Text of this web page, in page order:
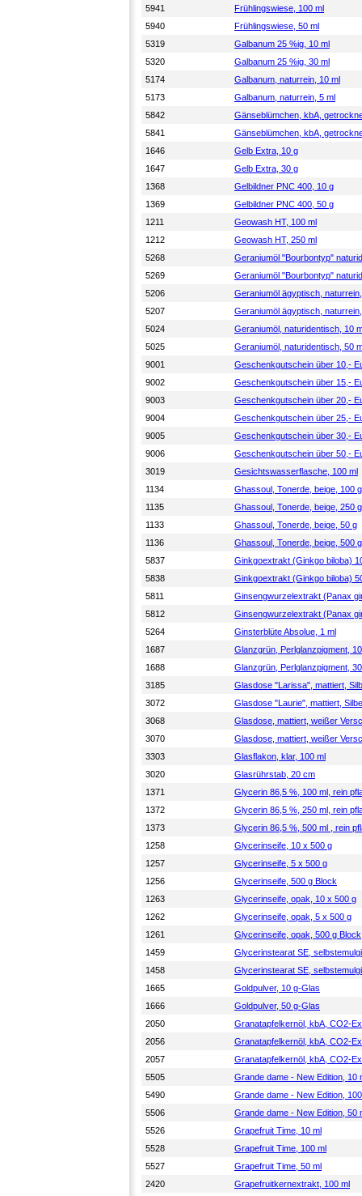
5941
Frühlingswiese, 100 ml
5940
Frühlingswiese, 50 ml
5319
Galbanum 25 %ig, 10 ml
5320
Galbanum 25 %ig, 30 ml
5174
Galbanum, naturrein, 10 ml
5173
Galbanum, naturrein, 5 ml
5842
Gänseblümchen, kbA,
5841
Gänseblümchen, kbA,
1646
Gelb Extra, 10 g
1647
Gelb Extra, 30 g
1368
Gelbildner PNC 400, 10 g
1369
Gelbildner PNC 400, 50 g
1211
Geowash HT, 100 ml
1212
Geowash HT, 250 ml
5268
Geraniumöl "Bourbontyp"
5269
Geraniumöl "Bourbontyp"
5206
Geraniumöl ägyptisch,
5207
Geraniumöl ägyptisch,
5024
Geraniumöl, naturidentisch, 10
5025
Geraniumöl, naturidentisch, 50
9001
Geschenkgutschein über 10,-
9002
Geschenkgutschein über 15,-
9003
Geschenkgutschein über 20,-
9004
Geschenkgutschein über 25,-
9005
Geschenkgutschein über 30,-
9006
Geschenkgutschein über 50,-
3019
Gesichtswasserflasche, 100 ml
1134
Ghassoul, Tonerde, beige, 100 g
1135
Ghassoul, Tonerde, beige, 250 g
1133
Ghassoul, Tonerde, beige, 50 g
1136
Ghassoul, Tonerde, beige, 500 g
5837
Ginkgoextrakt (Ginkgo biloba)
5838
Ginkgoextrakt (Ginkgo biloba)
5811
Ginsengwurzelextrakt (Panax
5812
Ginsengwurzelextrakt (Panax
5264
Ginsterblüte Absolue, 1 ml
1687
Glanzgrün, Perlglanzpigment,
1688
Glanzgrün, Perlglanzpigment,
3185
Glasdose "Larissa", mattiert,
3072
Glasdose "Laurie", mattiert,
3068
Glasdose, mattiert, weißer
3070
Glasdose, mattiert, weißer
3303
Glasflakon, klar, 100 ml
3020
Glasrührstab, 20 cm
1371
Glycerin 86,5 %, 100 ml, rein
1372
Glycerin 86,5 %, 250 ml, rein
1373
Glycerin 86,5 %, 500 ml , rein
1258
Glycerinseife, 10 x 500 g
1257
Glycerinseife, 5 x 500 g
1256
Glycerinseife, 500 g Block
1263
Glycerinseife, opak, 10 x 500 g
1262
Glycerinseife, opak, 5 x 500 g
1261
Glycerinseife, opak, 500 g Block
1459
Glycerinstearat SE,
1458
Glycerinstearat SE,
1665
Goldpulver, 10 g-Glas
1666
Goldpulver, 50 g-Glas
2050
Granatapfelkernöl, kbA, CO2-
2056
Granatapfelkernöl, kbA, CO2-
2057
Granatapfelkernöl, kbA, CO2-
5505
Grande dame - New Edition, 10
5490
Grande dame - New Edition,
5506
Grande dame - New Edition, 50
5526
Grapefruit Time, 10 ml
5528
Grapefruit Time, 100 ml
5527
Grapefruit Time, 50 ml
2420
Grapefruitkernextrakt, 100 ml